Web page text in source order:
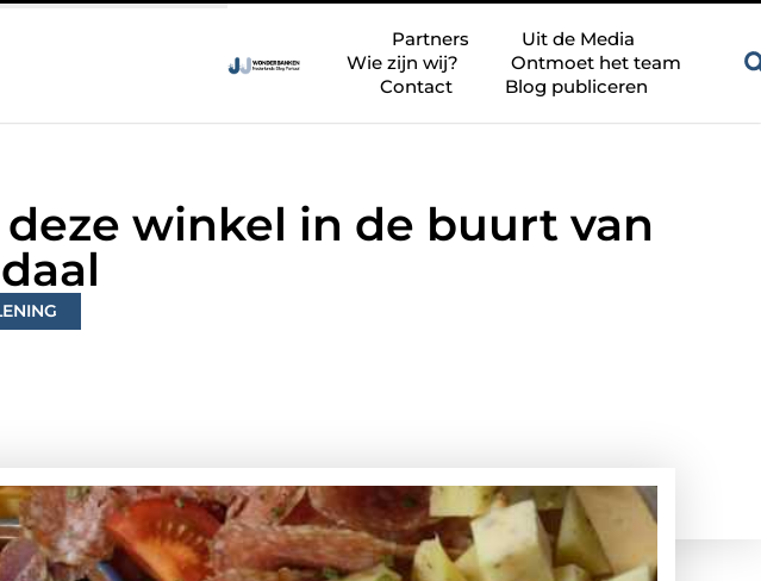
voldoen aan de huidig
Partners
Uit de Media
Wie zijn wij?
Ontmoet het team
Contact
Blog publiceren
winkel in de buurt van